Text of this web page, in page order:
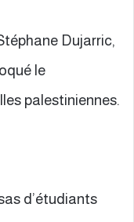
Dujarric,
le
palestiniennes.
d’étudiants